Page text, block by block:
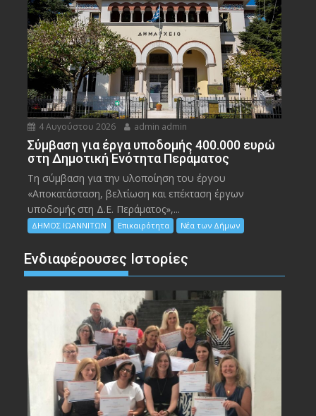
4 Αυγούστου 2026 admin admin
Σύμβαση για έργα υποδομής 400.000 ευρώ
στη Δημοτική Ενότητα Περάματος
Τη σύμβαση για την υλοποίηση του έργου
«Αποκατάσταση, βελτίωση και επέκταση έργων
υποδομής στη Δ.Ε. Περάματος»,...
ΔΗΜΟΣ ΙΩΑΝΝΙΤΩΝ Επικαιρότητα Νέα των Δήμων
Ενδιαφέρουσες Ιστορίες